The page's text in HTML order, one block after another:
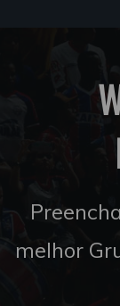
melhor